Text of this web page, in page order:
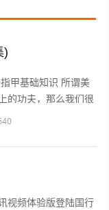
)
甲基础知识 所谓美
的功夫，那么我们很
个充分的认识，什么
视频体验版登陆国行